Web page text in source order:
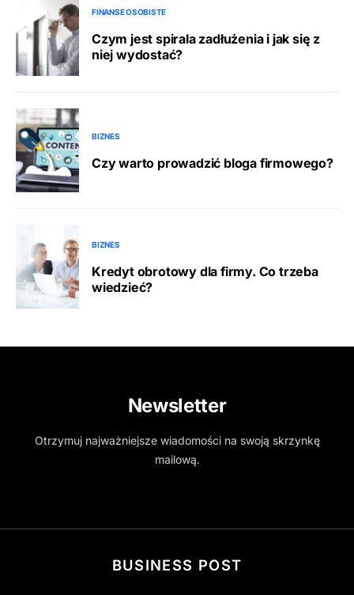
FINANSE OSOBISTE
Czym jest spirala zadłużenia i jak się z
niej wydostać?
BIZNES
Czy warto prowadzić bloga firmowego?
BIZNES
Kredyt obrotowy dla firmy. Co trzeba
wiedzieć?
Newsletter
Otrzymuj najważniejsze wiadomości na swoją skrzynkę
mailową.
BUSINESS POST